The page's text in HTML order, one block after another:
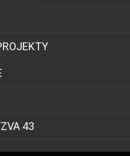
43